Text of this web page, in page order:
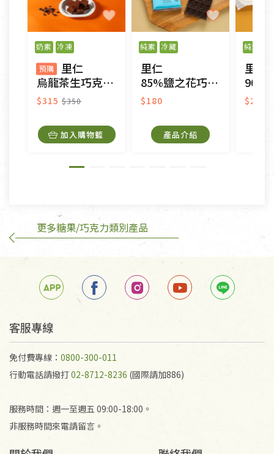
不適用七天鑑賞期商品：
以數位或電磁紀錄形式儲存之商品、易於變質或損壞
之商品、以及性質上無法或不適合退換之商品：如
CD、VCD、DVD、電腦軟體，若產品瑕疵無法讀取僅
接受原片換新。
衣飾鞋類-如T恤，如於送達後水洗或污損者。
美容保養用品、內衣褲、襪子、口罩等私人消耗性產
內衣褲、襪子、口罩個人衛生用品除商品本身有瑕疵
外,依據《通訊交易解除權合理例外情事適用準
訂購手抄稿退貨需知：
若未保持原包裝方式或未使用原箱退回，導致書籍有
任何折損、磨損、污損或凹角，將不接受退貨，也不
不接受退貨之手抄稿，為敬重法寶故，里仁網購無法
代為結緣處理等。 若需將手抄稿寄還給消費者，因而
產生的運費100元/箱將由消費者負擔。
奶素 冷凍
預購
里仁
烏龍茶生巧克力(預購)
$315 $350
加入購物籃
純素 冷藏
里仁
85%鹽之花巧克力
$180
產品介紹
純素
里仁
90%
$250
更多糖果/巧克力類別產品
客服專線
免付費專線： 0800-300-011
行動電話請撥打02-8712-8236 (國際請加886)
服務時間：週一至週五 09:00-18:00。
非服務時間來電請留言。